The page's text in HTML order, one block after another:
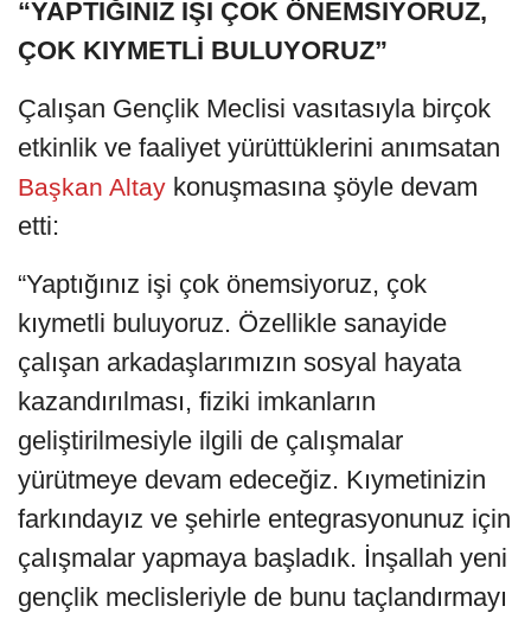
“YAPTIĞINIZ İŞİ ÇOK ÖNEMSİYORUZ,
ÇOK KIYMETLİ BULUYORUZ”
Çalışan Gençlik Meclisi vasıtasıyla birçok
etkinlik ve faaliyet yürüttüklerini anımsatan
Başkan Altay konuşmasına şöyle devam
etti:
“Yaptığınız işi çok önemsiyoruz, çok
kıymetli buluyoruz. Özellikle sanayide
çalışan arkadaşlarımızın sosyal hayata
kazandırılması, fiziki imkanların
geliştirilmesiyle ilgili de çalışmalar
yürütmeye devam edeceğiz. Kıymetinizin
farkındayız ve şehirle entegrasyonunuz için
çalışmalar yapmaya başladık. İnşallah yeni
gençlik meclisleriyle de bunu taçlandırmayı